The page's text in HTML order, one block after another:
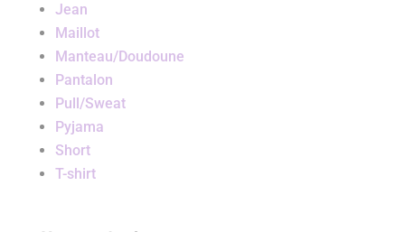
Jean
Maillot
Manteau/Doudoune
Pantalon
Pull/Sweat
Pyjama
Short
T-shirt